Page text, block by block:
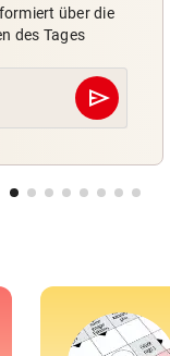
über die
des Tages
send
Abschicken